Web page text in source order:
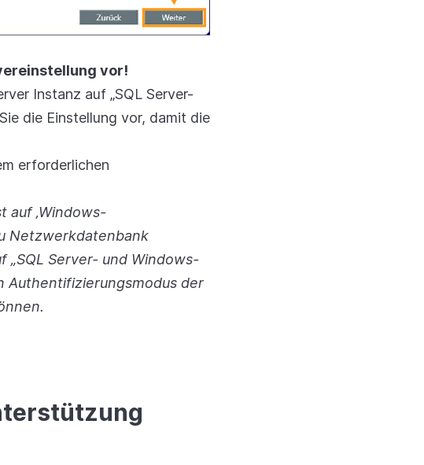
vor!
Instanz auf „SQL Server-
die Einstellung vor, damit die
erforderlichen
auf ‚Windows-
Netzwerkdatenbank
„SQL Server- und Windows-
Authentifizierungsmodus der